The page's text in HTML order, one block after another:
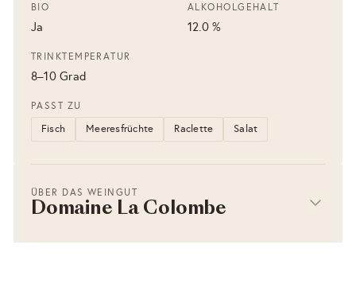
BIO
Ja
ALKOHOLGEHALT
12.0 %
TRINKTEMPERATUR
8–10 Grad
PASST ZU
Fisch Meeresfrüchte Raclette Salat
ÜBER DAS WEINGUT
Domaine La Colombe